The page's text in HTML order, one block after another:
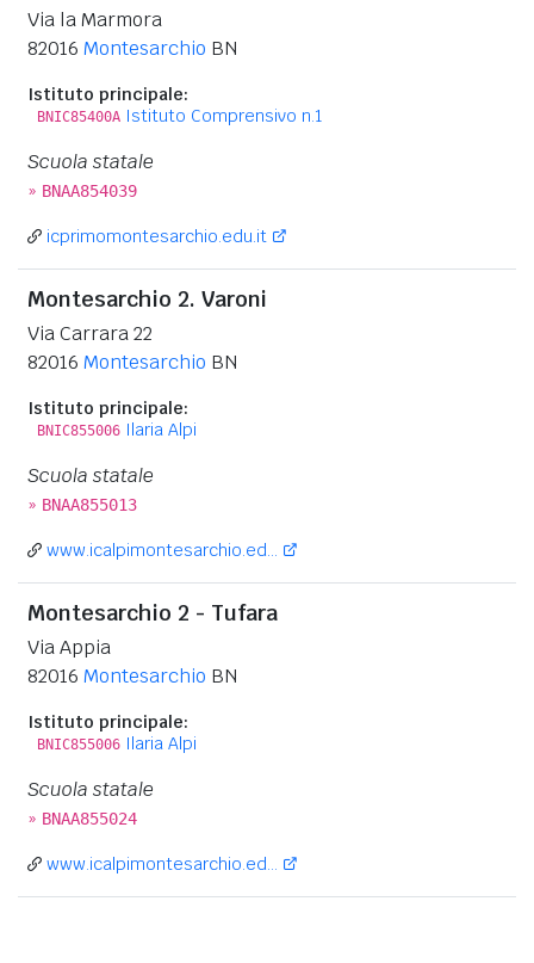
Via la Marmora
82016 Montesarchio BN
Istituto principale:
BNIC85400A Istituto Comprensivo n.1
Scuola statale
» BNAA854039
icprimomontesarchio.edu.it
Montesarchio 2. Varoni
Via Carrara 22
82016 Montesarchio BN
Istituto principale:
BNIC855006 Ilaria Alpi
Scuola statale
» BNAA855013
www.icalpimontesarchio.ed...
Montesarchio 2 - Tufara
Via Appia
82016 Montesarchio BN
Istituto principale:
BNIC855006 Ilaria Alpi
Scuola statale
» BNAA855024
www.icalpimontesarchio.ed...